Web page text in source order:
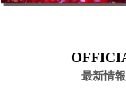
最新情